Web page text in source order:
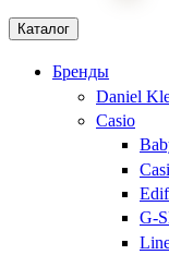
Каталог
Бренды
Daniel
Casio
G-